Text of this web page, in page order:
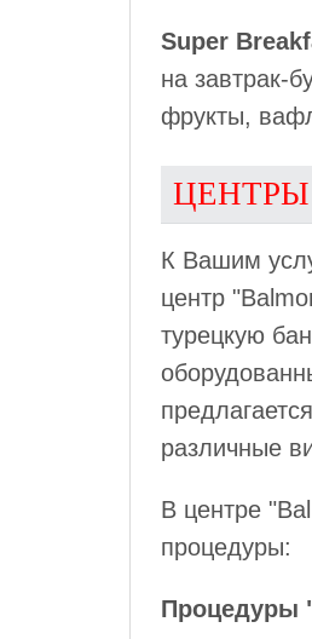
Super
на завтрак-
фрукты,
К Вашим
центр
турецкую
различные
В центре
процедуры:
Процедуры